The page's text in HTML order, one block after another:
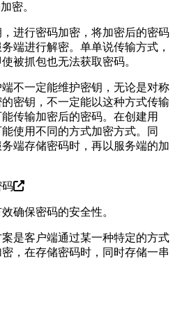
密。
进行密码加密，将加密后的密码
端进行解密。单单说传输方式，
被抓包也无法获取密码。
不一定能维护密钥，无论是对称
密钥，不一定能以这种方式传输
传输加密后的密码。在创建用
使用不同的方式加密方式。同
端存储密码时，再以服务端的加
码
确保密码的安全性。
是客户端通过某一种特定的方式
，在存储密码时，同时存储一串